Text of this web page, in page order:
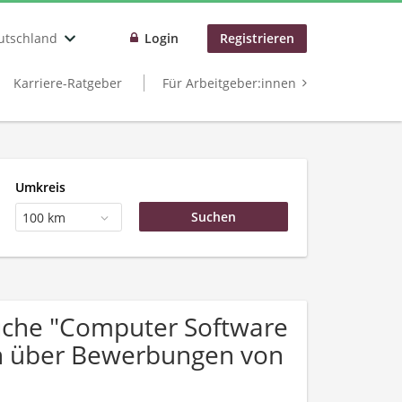
Login Registrieren
Karriere-Ratgeber Für Arbeitgeber:innen
Umkreis
100 km
"Computer Software
Bewerbungen von